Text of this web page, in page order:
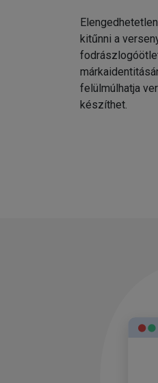
kitűnni a
felülmúlhatja
készíthet.